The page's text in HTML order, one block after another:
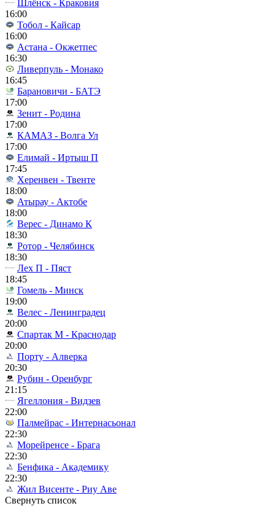
Шлёнск - Краковия
16:00
Тобол - Кайсар
16:00
Астана - Окжетпес
16:30
Ливерпуль - Монако
16:45
Барановичи - БАТЭ
17:00
Зенит - Родина
17:00
КАМАЗ - Волга Ул
17:00
Елимай - Иртыш П
17:45
Херенвен - Твенте
18:00
Атырау - Актобе
18:00
Верес - Динамо К
18:30
Ротор - Челябинск
18:30
Лех П - Пяст
18:45
Гомель - Минск
19:00
Велес - Ленинградец
20:00
Спартак М - Краснодар
20:00
Порту - Алверка
20:30
Рубин - Оренбург
21:15
Ягеллония - Видзев
22:00
Палмейрас - Интернасьонал
22:30
Морейренсе - Брага
22:30
Бенфика - Академику
22:30
Жил Висенте - Риу Аве
Свернуть список